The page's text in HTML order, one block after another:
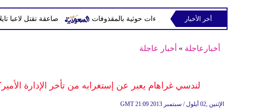
صاعقة تقتل لاعبا تايلانديا وتصيب 12 آخرين أخر الأخبار
أخبارعاجلة » أخبار عاجلة
لندسي غراهام يعبر عن إستغرابه من تأخر الإدارة
GMT 21:09 2013 الإثنين ,02 أيلول / سبتمبر